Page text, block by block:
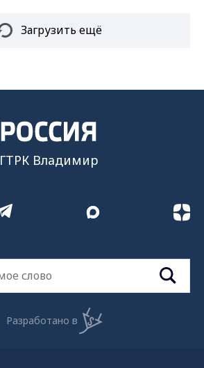
Загрузить ещё
ГТРК Владимир
Разработано в